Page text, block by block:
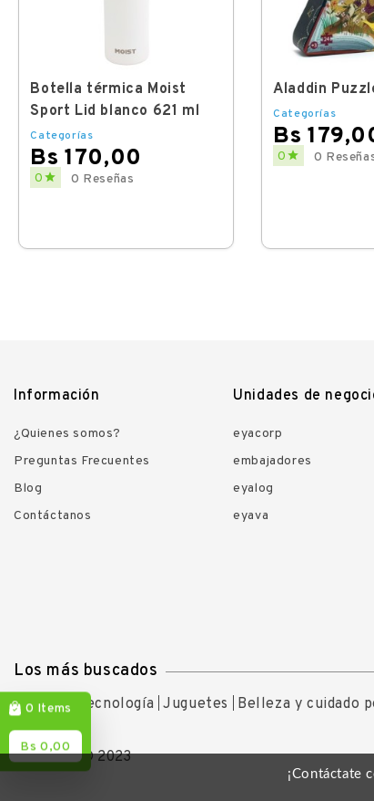
0 Items
Bs 0,00
Botella térmica Moist
Sport Lid blanco 621 ml
Categorías
Bs 170,00
Price
0  0 Reseñas
Aladdin
Categorías
Bs
Price
0  0
¡Contáctate
Información
¿Quienes somos?
Preguntas Frecuentes
Blog
Contáctanos
Unidades de
eyacorp
embajadores
eyalog
eyava
Los más buscados
Ofertas Tecnología Juguetes Belleza y cuidado
Copyright © 2023